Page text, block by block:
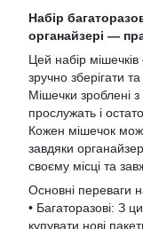
Набір
органайзері —
Цей набір
зручно зберігати
Мішечки зроблені
прослужать і
Кожен мішечок
завдяки
своєму місці та
Основні переваги
• Багаторазові: З
купувати нові